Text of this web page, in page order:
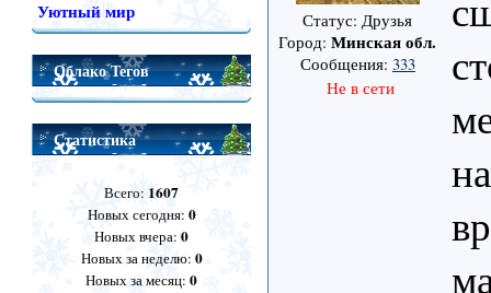
Уютный мир
Облако Тегов
Статистика
Всего: 1607
Новых сегодня: 0
Новых вчера:0
Новых за неделю: 0
Новых за месяц:0
Статус: Друзья
Город:Минская обл.
Сообщения: 333
Не в сети